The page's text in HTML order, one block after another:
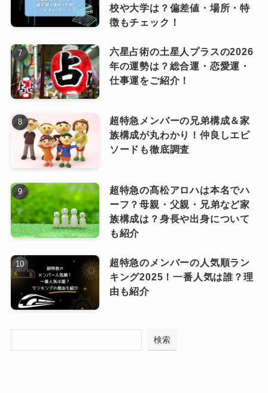
夢を追いかける不安や焦りを歌ったこの楽曲
は、若者を中心に大きな共感を呼びました。
前向きだけど決して軽くはないメッセージが、
Omoinotakeらしさをよく表しています。
第5位：ラストノート
ファン人気が高く、ストリーミング再生
数は3億回を突破。
切なさを伴ったメロディと、情感豊かな歌声が
印象に残るバラード調のナンバーです。
日常にある別れや後悔をそっと抱きしめるよう
な楽曲で、じっくり聴きたい一曲です。
その熱量を感じられます。
So Far So Good
な音作りやメロディの展開が非常に緻密で、何
度も聴くことで新たな発見がある曲。
日常の中にある小さな幸せや希望を描いた歌詞
も秀逸で、心をじんわりと温めてくれます。
から選ばれてる理由！
Omoinotakeについて、まず感じたのは「タイ
アップ曲の強さ」と「バンドとしての地力の深
さ」が両立している稀有なバンドだなというこ
校や大学は？偏差値・場所・特
徴もチェック！
六星占術の土星人プラスの2026
年の運勢は？総合運・恋愛運・
仕事運をご紹介！
超特急メンバーの兄弟構成＆家
族構成が丸わかり！仲良しエピ
ソードも徹底調査
超特急の髙松アロハは本名でハ
ーフ？母親・父親・兄弟など家
族構成は？身長や出身について
も紹介
超特急のメンバーの人気順ラン
キング2025！一番人気は誰？理
由も紹介
検索